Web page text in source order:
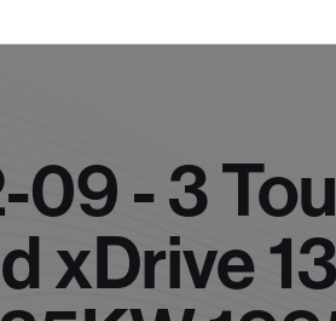
- 3
xDrive